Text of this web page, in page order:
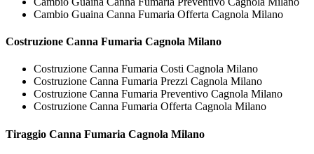
Cambio Guaina Canna Fumaria Offerta Cagnola Milano
Costruzione Canna Fumaria Cagnola Milano
Costruzione Canna Fumaria Costi Cagnola Milano
Costruzione Canna Fumaria Prezzi Cagnola Milano
Costruzione Canna Fumaria Preventivo Cagnola Milano
Costruzione Canna Fumaria Offerta Cagnola Milano
Tiraggio Canna Fumaria Cagnola Milano